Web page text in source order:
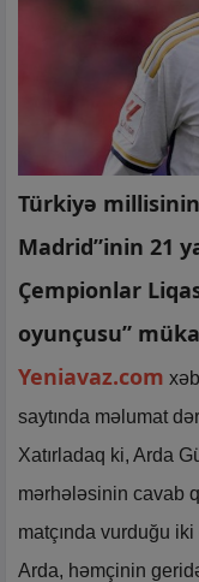
Türkiyə
Madrid”inin 21
Çempionlar
oyunçusu”
Yeniavaz.com
saytında məlumat
Xatırladaq ki, Arda
mərhələsinin cavab
matçında vurduğu
Arda, həmçinin